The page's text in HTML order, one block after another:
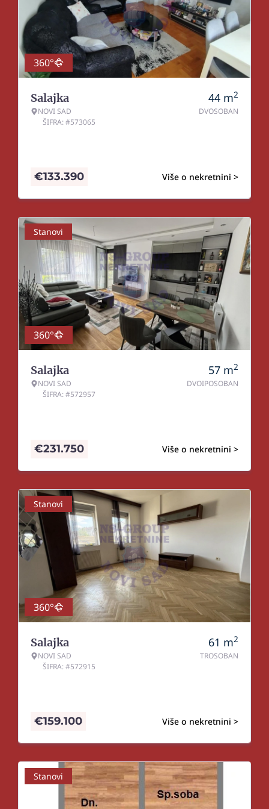
360°
Salajka
NOVI SAD
ŠIFRA: #573065
44 m2
DVOSOBAN
Više o nekretnini >
€133.390
Stanovi
360°
Salajka
NOVI SAD
ŠIFRA: #572957
57 m2
DVOIPOSOBAN
Više o nekretnini >
€231.750
Stanovi
360°
Salajka
NOVI SAD
ŠIFRA: #572915
61 m2
TROSOBAN
Više o nekretnini >
€159.100
Stanovi